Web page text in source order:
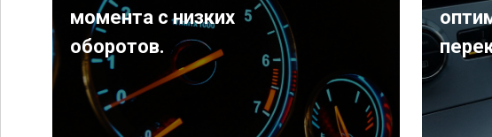
момента с низких
оборотов.